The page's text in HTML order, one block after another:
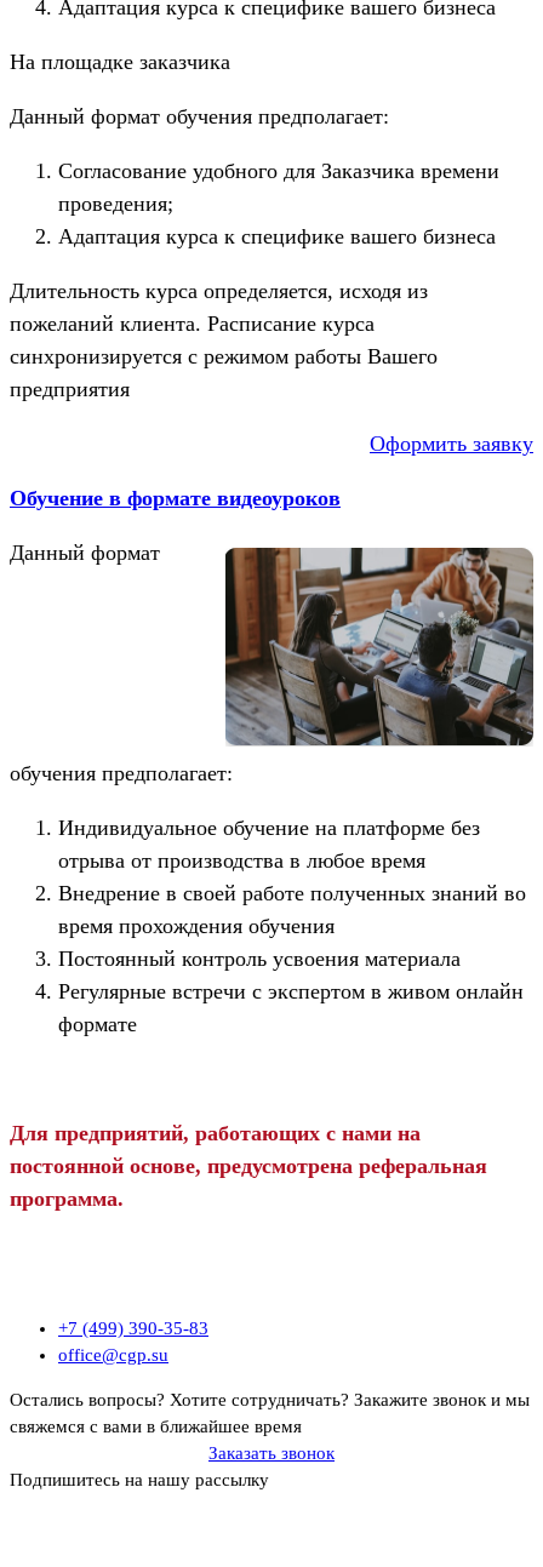
Адаптация курса к специфике вашего бизнеса
На площадке заказчика
Данный формат обучения предполагает:
Согласование удобного для Заказчика времени
проведения;
Адаптация курса к специфике вашего бизнеса
Длительность курса определяется, исходя из
пожеланий клиента. Расписание курса
синхронизируется с режимом работы Вашего
предприятия
Оформить заявку
Обучение в формате видеоуроков
Данный формат
обучения предполагает:
Индивидуальное обучение на платформе без
отрыва от производства в любое время
Внедрение в своей работе полученных знаний во
время прохождения обучения
Постоянный контроль усвоения материала
Регулярные встречи с экспертом в живом онлайн
формате
Для предприятий, работающих с нами на
постоянной основе, предусмотрена реферальная
программа.
+7 (499) 390-35-83
office@cgp.su
Остались вопросы? Хотите сотрудничать? Закажите звонок и мы
свяжемся с вами в ближайшее время
Заказать звонок
Подпишитесь на нашу рассылку